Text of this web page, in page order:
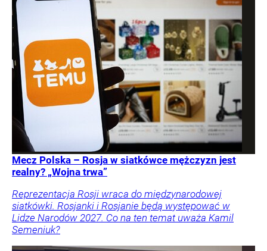
Mecz Polska – Rosja w siatkówce mężczyzn jest
realny? „Wojna trwa”
Reprezentacja Rosji wraca do międzynarodowej
siatkówki. Rosjanki i Rosjanie będą występować w
Lidze Narodów 2027. Co na ten temat uważa Kamil
Semeniuk?